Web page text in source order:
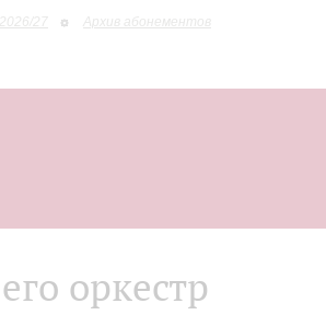
27 Архив абонементов
оркестр